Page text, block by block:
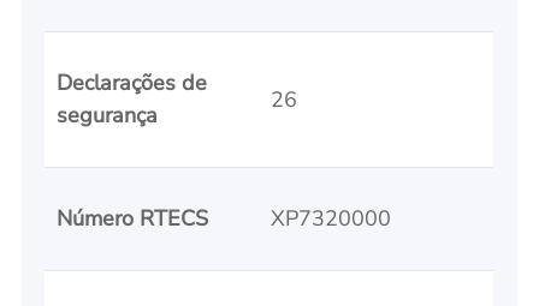
Declarações de
segurança
26
Número RTECS XP7320000